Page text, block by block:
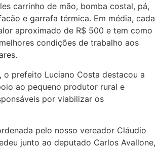
carrinho de mão, bomba costal, pá,
e garrafa térmica. Em média, cada
aproximado de R$ 500 e tem como
condições de trabalho aos
o prefeito Luciano Costa destacou a
ao pequeno produtor rural e
por viabilizar os
pelo nosso vereador Cláudio
junto ao deputado Carlos Avallone,